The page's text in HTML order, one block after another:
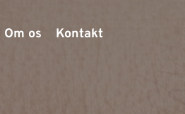
Om os Kontakt